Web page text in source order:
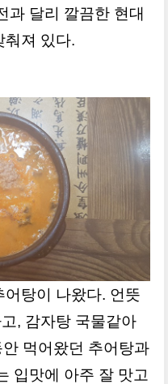
과 달리 깔끔한 현대
춰져 있다.
어탕이 나왔다. 언뜻
, 감자탕 국물같아
먹어왔던 추어탕과
입맛에 아주 잘 맛고